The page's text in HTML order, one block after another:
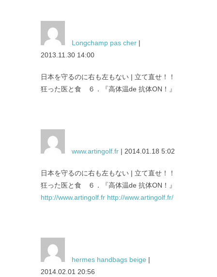
Longchamp pas cher |
2013.11.30 14:00
日本を守るのに右も左もない | 立て直せ！！
狂った医と食 ６．『高体温de 抗体ON！』
www.artingolf.fr | 2014.01.18 5:02
日本を守るのに右も左もない | 立て直せ！！
狂った医と食 ６．『高体温de 抗体ON！』
http://www.artingolf.fr http://www.artingolf.fr/
hermes handbags beige |
2014.02.01 20:56